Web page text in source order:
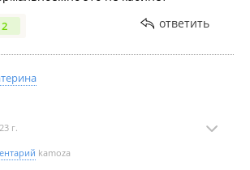
2 ответить
г.
kamoza